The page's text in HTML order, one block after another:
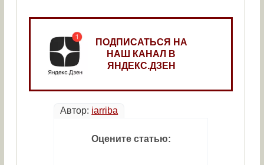
ПОДПИСАТЬСЯ НА
НАШ КАНАЛ В
ЯНДЕКС.ДЗЕН
Автор: iarriba
Оцените статью: